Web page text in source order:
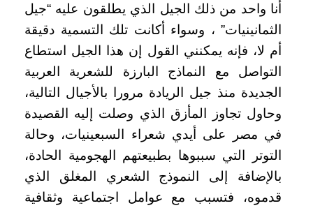
أنا واحد من ذلك الجيل الذي يطلقون عليه “جيل
الثمانينيات” ، وسواء أكانت تلك التسمية دقيقة
أم لا، فإنه يمكنني القول إن هذا الجيل استطاع
التواصل مع النماذج البارزة للشعرية العربية
الجديدة منذ جيل الريادة مرورا بالأجيال التالية،
وحاول تجاوز المأزق الذي وصلت إليه القصيدة
في مصر على أيدي شعراء السبعينيات، وحالة
التوتر التي سببوها بطبيعتهم الهجومية الحادة،
بالإضافة إلى النموذج الشعري المغلق الذي
قدموه، فتسبب مع عوامل اجتماعية وثقافية